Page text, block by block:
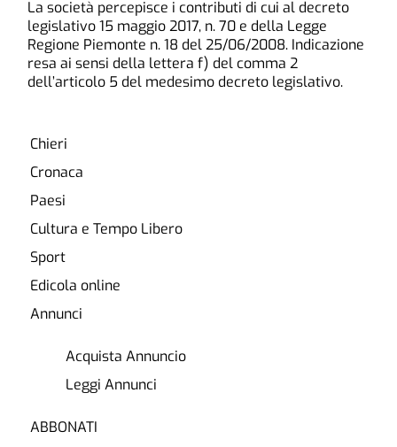
La società percepisce i contributi di cui al decreto
legislativo 15 maggio 2017, n. 70 e della Legge
Regione Piemonte n. 18 del 25/06/2008. Indicazione
resa ai sensi della lettera f) del comma 2
dell’articolo 5 del medesimo decreto legislativo.
Chieri
Cronaca
Paesi
Cultura e Tempo Libero
Sport
Edicola online
Annunci
Acquista Annuncio
Leggi Annunci
ABBONATI